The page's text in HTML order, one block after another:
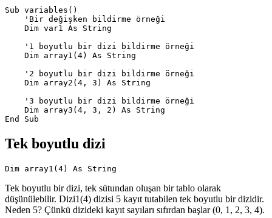
Sub variables()
    'Bir değişken bildirme örneği
    Dim var1 As String
    '1 boyutlu bir dizi bildirme örneği
    Dim array1(4) As String
    '2 boyutlu bir dizi bildirme örneği
    Dim array2(4, 3) As String
    '3 boyutlu bir dizi bildirme örneği
    Dim array3(4, 3, 2) As String
Tek boyutlu dizi
Tek boyutlu bir dizi, tek sütundan oluşan bir tablo olarak
düşünülebilir. Dizi1(4) dizisi 5 kayıt tutabilen tek boyutlu bir dizidir.
Neden 5? Çünkü dizideki kayıt sayıları sıfırdan başlar (0, 1, 2, 3, 4).